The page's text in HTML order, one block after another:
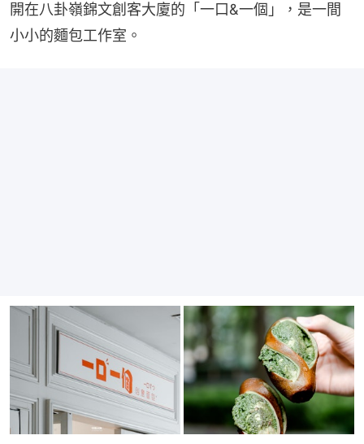
開在八卦嶺錦文創客大廈的「一口&一個」，是一間
小小的麵包工作室。